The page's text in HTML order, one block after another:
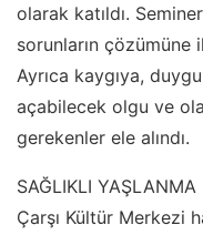
olarak katıldı.
sorunların çözümüne
Ayrıca kaygıya,
açabilecek olgu ve
gerekenler ele alındı.
SAĞLIKLI YAŞLANMA
Çarşı Kültür Merkezi